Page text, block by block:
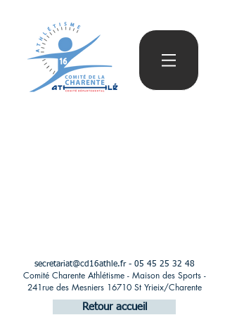
secretariat@cd16athle.fr- 05 45 25 32 48
Comité Charente Athlétisme - Maison des Sports -
241rue des Mesniers 16710 St Yrieix/Charente
Retour accueil